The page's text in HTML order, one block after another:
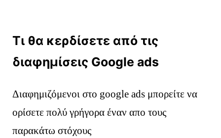
Τι θα κερδίσετε από τις
διαφημίσεις Google ads
Διαφημιζόμενοι στο google ads μπορείτε να
ορίσετε πολύ γρήγορα έναν απο τους
παρακάτω στόχους